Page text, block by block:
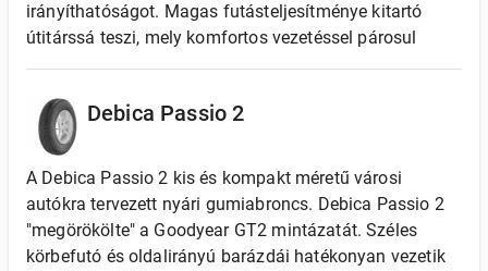
irányíthatóságot. Magas futásteljesítménye kitartó
útitárssá teszi, mely komfortos vezetéssel párosul
Debica Passio 2
A Debica Passio 2 kis és kompakt méretű városi
autókra tervezett nyári gumiabroncs. Debica Passio 2
"megörökölte" a Goodyear GT2 mintázatát. Széles
körbefutó és oldalirányú barázdái hatékonyan vezetik